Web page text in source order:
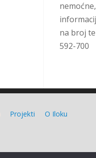
na broj
592-700
Projekti O Iloku